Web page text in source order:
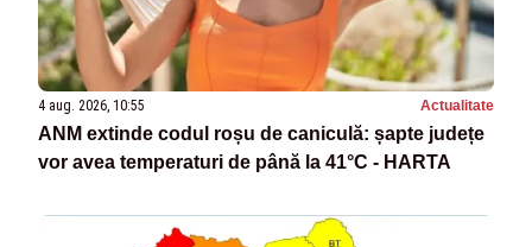
4 aug. 2026, 10:55 Actualitate
ANM extinde codul roșu de caniculă: șapte județe
vor avea temperaturi de până la 41°C - HARTA